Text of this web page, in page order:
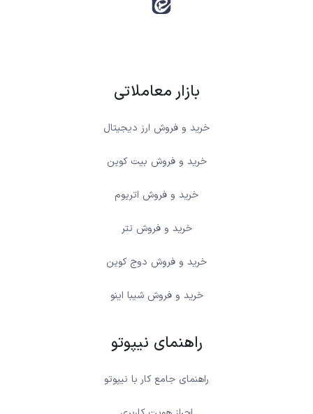
بازار معاملاتی
خرید و فروش ارز دیجیتال
خرید و فروش بیت کوین
خرید و فروش اتریوم
خرید و فروش تتر
خرید و فروش دوج کوین
خرید و فروش شیبا اینو
راهنمای نیپوتو
راهنمای جامع کار با نیپوتو